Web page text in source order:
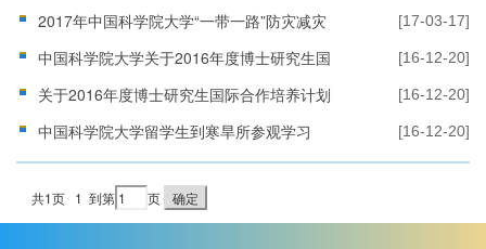
in “The Belt and Road Initiative”Disaster
2017年中国科学院大学“一带一路”防灾减灾
博士留学生招生简章
[17-03-17]
中国科学院大学关于2016年度博士研究生国
际合作培养计划选派工作有关事项的通知
[16-12-20]
关于2016年度博士研究生国际合作培养计划
Fraunhofer项目选派工作有关事项的通知
[16-12-20]
中国科学院大学留学生到寒旱所参观学习 [16-12-20]
共1页 1 到第 页